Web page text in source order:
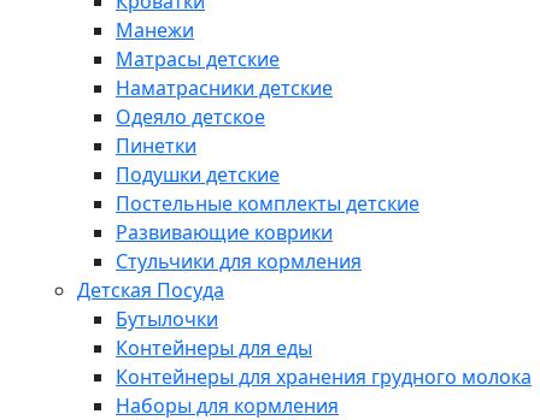
Манежи
Матрасы детские
Наматрасники детские
Одеяло детское
Пинетки
Подушки детские
Постельные комплекты детские
Развивающие коврики
Стульчики для кормления
Детская Посуда
Бутылочки
Контейнеры для еды
Контейнеры для хранения грудного молока
Наборы для кормления